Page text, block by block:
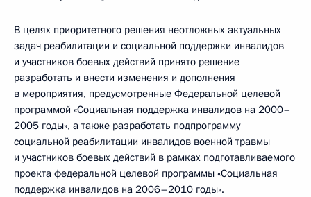
В целях приоритетного решения неотложных актуальных
задач реабилитации и социальной поддержки инвалидов
и участников боевых действий принято решение
разработать и внести изменения и дополнения
в мероприятия, предусмотренные Федеральной целевой
программой «Социальная поддержка инвалидов на 2000–
2005 годы», а также разработать подпрограмму
социальной реабилитации инвалидов военной травмы
и участников боевых действий в рамках подготавливаемого
проекта федеральной целевой программы «Социальная
поддержка инвалидов на 2006–2010 годы».